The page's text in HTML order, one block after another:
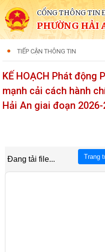
CỔNG THÔNG TIN
PHƯỜNG HẢI
TIẾP CẬN THÔNG TIN
KẾ HOẠCH Phát động
mạnh cải cách hành
Hải An giai đoạn 2026-